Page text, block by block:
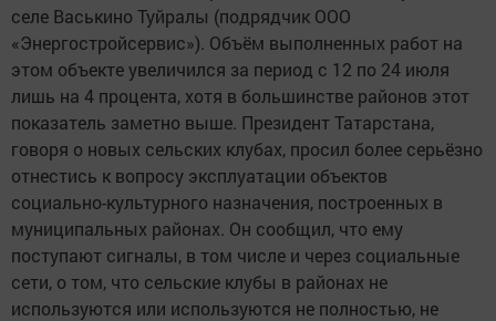
селе Васькино Туйралы (подрядчик ООО
«Энергостройсервис»). Объём выполненных работ на
этом объекте увеличился за период с 12 по 24 июля
лишь на 4 процента, хотя в большинстве районов этот
показатель заметно выше. Президент Татарстана,
говоря о новых сельских клубах, просил более серьёзно
отнестись к вопросу эксплуатации объектов
социально-культурного назначения, построенных в
муниципальных районах. Он сообщил, что ему
поступают сигналы, в том числе и через социальные
сети, о том, что сельские клубы в районах не
используются или используются не полностью, не